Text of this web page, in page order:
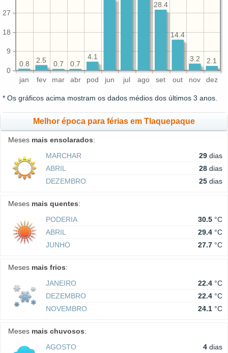
jan fev mar abr pod jun jul ago set out nov dez
0
9
18
27
2.1
3.2
14.4
28.4
4.1
0.7
0.7
2.5
0.8
* Os gráficos acima mostram os dados médios dos últimos 3 anos.
Melhor época para férias em Tlaquepaque
Meses mais ensolarados:
MARCHAR
29 dias
ABRIL
28 dias
DEZEMBRO
25 dias
Meses mais quentes:
PODERIA
30.5 °C
ABRIL
29.4 °C
JUNHO
27.7 °C
Meses mais frios:
JANEIRO
22.4 °C
DEZEMBRO
22.4 °C
NOVEMBRO
24.1 °C
Meses mais chuvosos:
AGOSTO
4 dias